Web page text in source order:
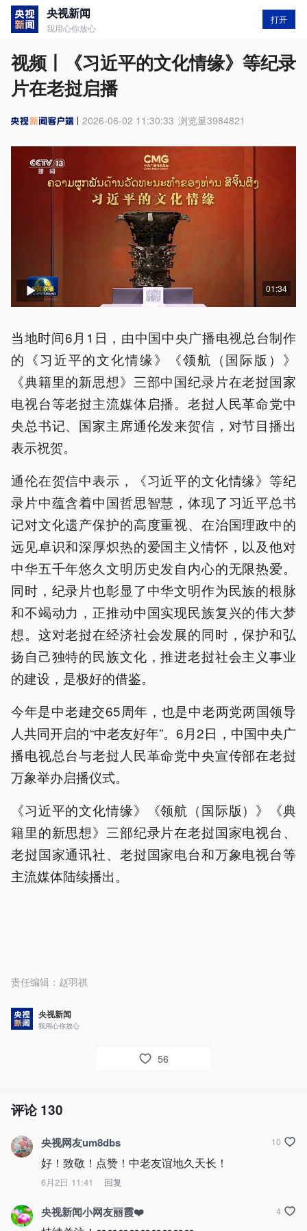
央视新闻
我用心你放心
打开
视频丨《习近平的文化情缘》等纪录
片在老挝启播
2026-06-02 11:30:33 浏览量3984821
01:34
当地时间6月1日，由中国中央广播电视总台制作
的《习近平的文化情缘》《领航（国际版）》
《典籍里的新思想》三部中国纪录片在老挝国家
电视台等老挝主流媒体启播。老挝人民革命党中
央总书记、国家主席通伦发来贺信，对节目播出
表示祝贺。
通伦在贺信中表示，《习近平的文化情缘》等纪
录片中蕴含着中国哲思智慧，体现了习近平总书
记对文化遗产保护的高度重视、在治国理政中的
远见卓识和深厚炽热的爱国主义情怀，以及他对
中华五千年悠久文明历史发自内心的无限热爱。
同时，纪录片也彰显了中华文明作为民族的根脉
和不竭动力，正推动中国实现民族复兴的伟大梦
想。这对老挝在经济社会发展的同时，保护和弘
扬自己独特的民族文化，推进老挝社会主义事业
的建设，是极好的借鉴。
今年是中老建交65周年，也是中老两党两国领导
人共同开启的“中老友好年”。6月2日，中国中央广
播电视总台与老挝人民革命党中央宣传部在老挝
万象举办启播仪式。
《习近平的文化情缘》《领航（国际版）》《典
籍里的新思想》三部纪录片在老挝国家电视台、
老挝国家通讯社、老挝国家电台和万象电视台等
主流媒体陆续播出。
责任编辑： 赵羽祺
央视新闻
我用心你放心
56
评论130
央视网友um8dbs
好！致敬！点赞！中老友谊地久天长！
6月2日 11:41 回复
10
央视新闻小网友丽霞❤️ 4